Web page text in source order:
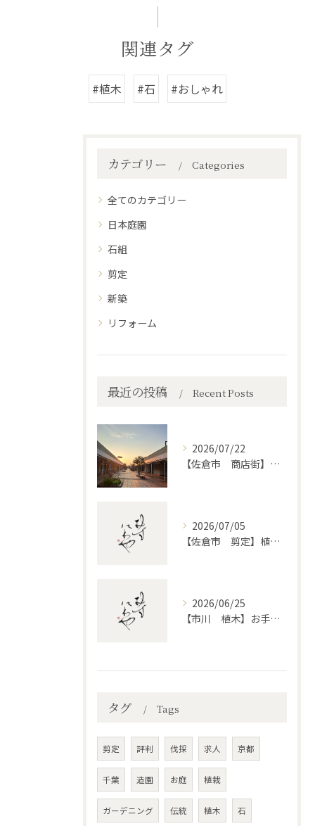
関連タグ
#植木 #石 #おしゃれ
カテゴリー Categories
全てのカテゴリー
日本庭園
石組
剪定
新築
リフォーム
最近の投稿 Recent Posts
2026/07/22
【佐倉市 商店街】街路植木剪定
2026/07/05
【佐倉市 剪定】植木・庭木の剪定、プロに頼むとどう違うのか。
2026/06/25
【市川 植木】お手入れ【和モダンというお庭を考える】
タグ Tags
剪定 評判 伐採 求人 京都
千葉 造園 お庭 植栽
ガーデニング 伝統 植木 石